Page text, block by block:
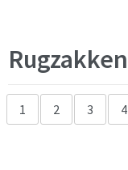
zwart(572)
Rugzakken
1 2 3 4